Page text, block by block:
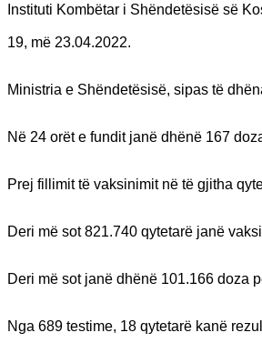
Instituti Kombëtar i Shëndetësisë së
19, më 23.04.2022.
Ministria e Shëndetësisë, sipas të
Në 24 orët e fundit janë dhënë 167
Prej fillimit të vaksinimit në të gjitha
Deri më sot 821.740 qytetarë janë
Deri më sot janë dhënë 101.166 doza
Nga 689 testime, 18 qytetarë kanë